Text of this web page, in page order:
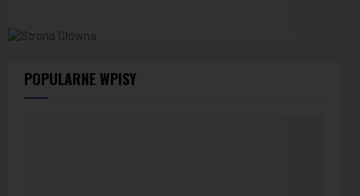
POPULARNE WPISY